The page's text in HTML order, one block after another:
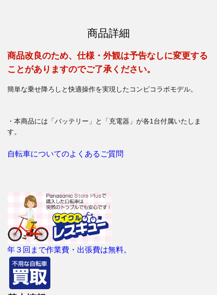
商品詳細
商品改良のため、仕様・外観は予告なしに変更する
ことがありますのでご了承ください。
簡単な乗せ降ろしと快適操作を実現したコンビコラボモデル。
・本商品には「バッテリー」と「充電器」が各1台付属いたしま
す。
自転車についてのよくあるご質問
年３回まで作業費・出張費は無料。